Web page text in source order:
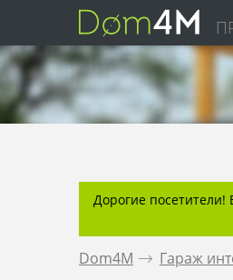
Дорогие
Dom4M . Гараж